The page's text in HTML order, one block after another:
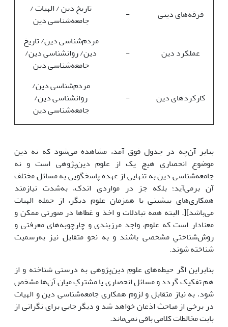
فرقه‌های دینی
-
تاریخ دین / الهیات /
جامعه‌شناسی دین
عملکرد دین -
مردم‌شناسی دین/ تاریخ
دین/ روانشناسی دین/
جامعه‌شناسی دین‌
کارکرد‌های دین -
مردم‌شناسی دین/
روانشناسی دین/
جامعه‌شناسی دین
بنابر آن‌چه در جدول فوق آمد، مشاهده می‌شود که نه دین
موضوع انحصاریِ هیچ یک از علوم دین‌پژوهی است و نه
جامعه‌شناسی دین به تنهایی از عهده پاسخگویی به مسائل مختلف
آن برمی‌آید؛ بلکه جز در مواردی اندک، به‌شدت نیازمند
همکاری‌های پیشینی یا همزمانِ علوم دیگر، از جمله الهیات
می‌باشد][. البته همه تبادلات و اخذ و عَطاها در صورتی ممکن و
معنادار است که علوم، واجد مرزبندی و چارچوبه‌های معرفتی و
روش‌شناختیِ مشخصی باشند و به نحو متقابل نیز به‌رسمیت
شناخته شوند.
بنابراین اگر حیطه‌های علومِ دین‌پژوهی به درستی شناخته و از
هم تفکیک گردد و مسائل انحصاری یا مشترکِ میان آن‌ها مشخص
شود، به نیاز متقابل و لزوم همکاری جامعه‌شناسی دین و الهیات
در برخی از مباحث اذعان خواهد شد و دیگر جایی برای نگرانی از
بابت مخالطات کلامی باقی نمی‌ماند.